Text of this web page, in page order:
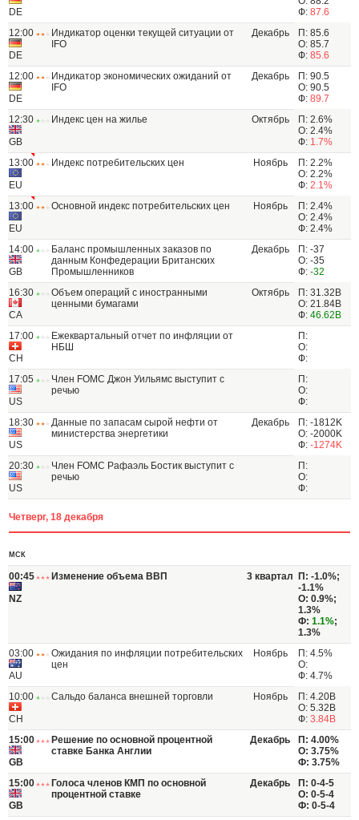
DE
Ф: 87.6
12:00
DE
Индикатор оценки текущей ситуации от
IFO
Декабрь
П: 85.6
О: 85.7
Ф: 85.6
12:00
DE
Индикатор экономических ожиданий от
IFO
Декабрь
П: 90.5
О: 90.5
Ф: 89.7
12:30
GB
Индекс цен на жилье Октябрь
П: 2.6%
О: 2.4%
Ф: 1.7%
13:00
EU
Индекс потребительских цен Ноябрь
П: 2.2%
О: 2.2%
Ф: 2.1%
13:00
EU
Основной индекс потребительских цен Ноябрь
П: 2.4%
О: 2.4%
Ф: 2.4%
14:00
GB
Баланс промышленных заказов по
данным Конфедерации Британских
Промышленников
Декабрь
П: -37
О: -35
Ф: -32
16:30
CA
Объем операций с иностранными
ценными бумагами
Октябрь
П: 31.32B
О: 21.84B
Ф: 46.62B
17:00
CH
Ежеквартальный отчет по инфляции от
НБШ
П:
О:
Ф:
17:05
US
Член FOMC Джон Уильямс выступит с
речью
П:
О:
Ф:
18:30
US
Данные по запасам сырой нефти от
министерства энергетики
Декабрь
П: -1812K
О: -2000K
Ф: -1274K
20:30
US
Член FOMC Рафаэль Бостик выступит с
речью
П:
О:
Ф:
Четверг, 18 декабря
МСК
00:45
NZ
Изменение объема ВВП 3 квартал
П: -1.0%;
-1.1%
О: 0.9%;
1.3%
Ф: 1.1%;
1.3%
03:00
AU
Ожидания по инфляции потребительских
цен
Ноябрь
П: 4.5%
О:
Ф: 4.7%
10:00
CH
Сальдо баланса внешней торговли Ноябрь
П: 4.20B
О: 5.32B
Ф: 3.84B
15:00
GB
Решение по основной процентной
ставке Банка Англии
Декабрь
П: 4.00%
О: 3.75%
Ф: 3.75%
15:00
GB
Голоса членов КМП по основной
процентной ставке
Декабрь
П: 0-4-5
О: 0-5-4
Ф: 0-5-4